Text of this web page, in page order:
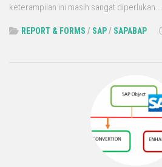
keterampilan ini masih sangat diperlukan...
REPORT & FORMS / SAP/ SAPABAP